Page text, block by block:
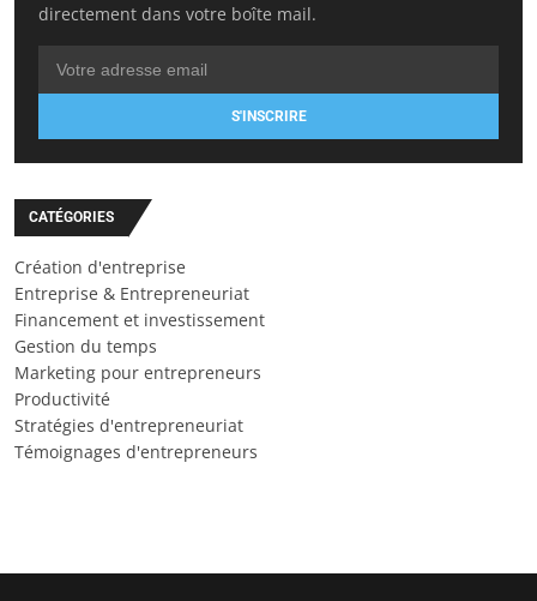
directement dans votre boîte mail.
S'INSCRIRE
CATÉGORIES
Création d'entreprise
Entreprise & Entrepreneuriat
Financement et investissement
Gestion du temps
Marketing pour entrepreneurs
Productivité
Stratégies d'entrepreneuriat
Témoignages d'entrepreneurs